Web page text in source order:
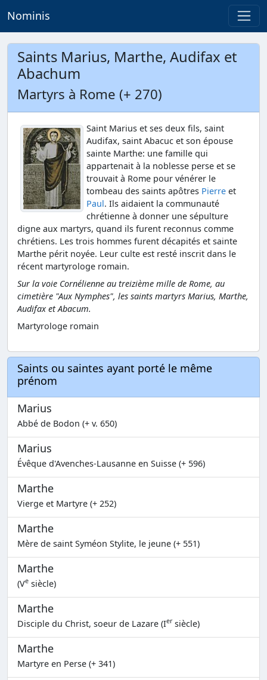
Nominis
Saints Marius, Marthe, Audifax et
Abachum
Martyrs à Rome (+ 270)
Saint Marius et ses deux fils, saint
Audifax, saint Abacuc et son épouse
sainte Marthe: une famille qui
appartenait à la noblesse perse et se
trouvait à Rome pour vénérer le
tombeau des saints apôtres Pierre et
Paul. Ils aidaient la communauté
chrétienne à donner une sépulture
digne aux martyrs, quand ils furent reconnus comme
chrétiens. Les trois hommes furent décapités et sainte
Marthe périt noyée. Leur culte est resté inscrit dans le
récent martyrologe romain.
Sur la voie Cornélienne au treizième mille de Rome, au
cimetière "Aux Nymphes", les saints martyrs Marius, Marthe,
Audifax et Abacum.
Martyrologe romain
Saints ou saintes ayant porté le même
prénom
Marius
Abbé de Bodon (+ v. 650)
Marius
Évêque d'Avenches-Lausanne en Suisse (+ 596)
Marthe
Vierge et Martyre (+ 252)
Marthe
Mère de saint Syméon Stylite, le jeune (+ 551)
Marthe
(Ve siècle)
Marthe
Disciple du Christ, soeur de Lazare (Iersiècle)
Marthe
Martyre en Perse (+ 341)